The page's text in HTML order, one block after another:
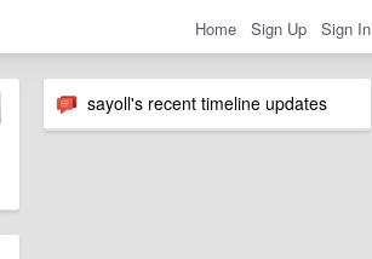
Home Sign Up Sign In
sayoll's recent timeline updates